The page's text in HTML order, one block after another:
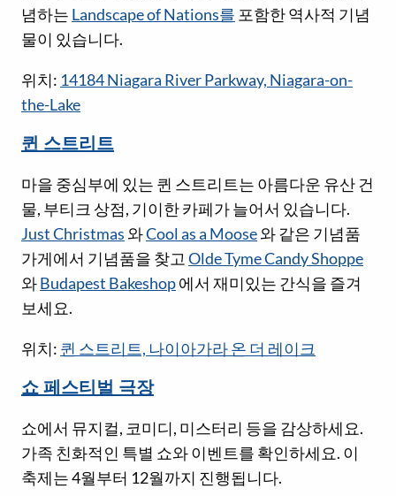
념하는 Landscape of Nations를 포함한 역사적 기념
물이 있습니다.
위치: 14184 Niagara River Parkway, Niagara-on-
the-Lake
퀸 스트리트
마을 중심부에 있는 퀸 스트리트는 아름다운 유산 건
물, 부티크 상점, 기이한 카페가 늘어서 있습니다.
Just Christmas 와Cool as a Moose와 같은 기념품
가게에서 기념품을 찾고 Olde Tyme Candy Shoppe
와Budapest Bakeshop에서 재미있는 간식을 즐겨
보세요.
위치: 퀸 스트리트, 나이아가라 온 더 레이크
쇼 페스티벌 극장
쇼에서 뮤지컬, 코미디, 미스터리 등을 감상하세요.
가족 친화적인 특별 쇼와 이벤트를 확인하세요. 이
축제는 4월부터 12월까지 진행됩니다.